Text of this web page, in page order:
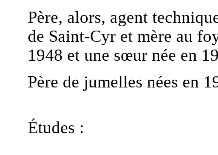
Père, alors, agent
de Saint-Cyr et mère au
1948 et une sœur née en
Père de jumelles nées en
Études :